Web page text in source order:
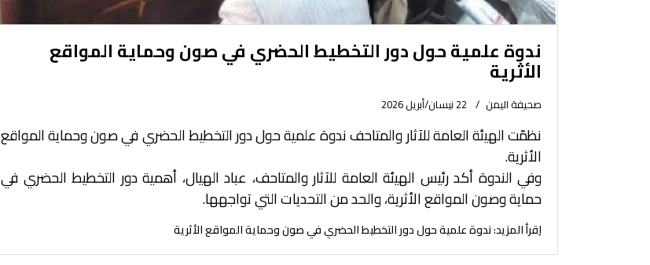
ندوة علمية حول دور التخطيط الحضري في صون وحماية المواقع
الأثرية
صحيفة اليمن 22 نيسان/أبريل 2026
نظمّت الهيئة العامة للآثار والمتاحف ندوة علمية حول دور التخطيط الحضري في صون وحماية المواقع
الأثرية.
وفي الندوة أكد رئيس الهيئة العامة للآثار والمتاحف، عباد الهيال، أهمية دور التخطيط الحضري في
حماية وصون المواقع الأثرية، والحد من التحديات التي تواجهها.
اِقرأ المزيد: ندوة علمية حول دور التخطيط الحضري في صون وحماية المواقع الأثرية